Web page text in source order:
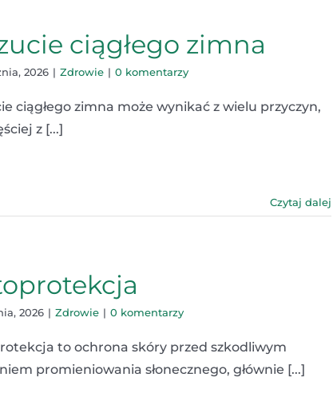
ciągłego zimna
2026 | Zdrowie | 0 komentarzy
ciągłego zimna może wynikać z wielu przyczyn,
z [...]
Czytaj dalej
2026 | Zdrowie | 0 komentarzy
to ochrona skóry przed szkodliwym
promieniowania słonecznego, głównie [...]